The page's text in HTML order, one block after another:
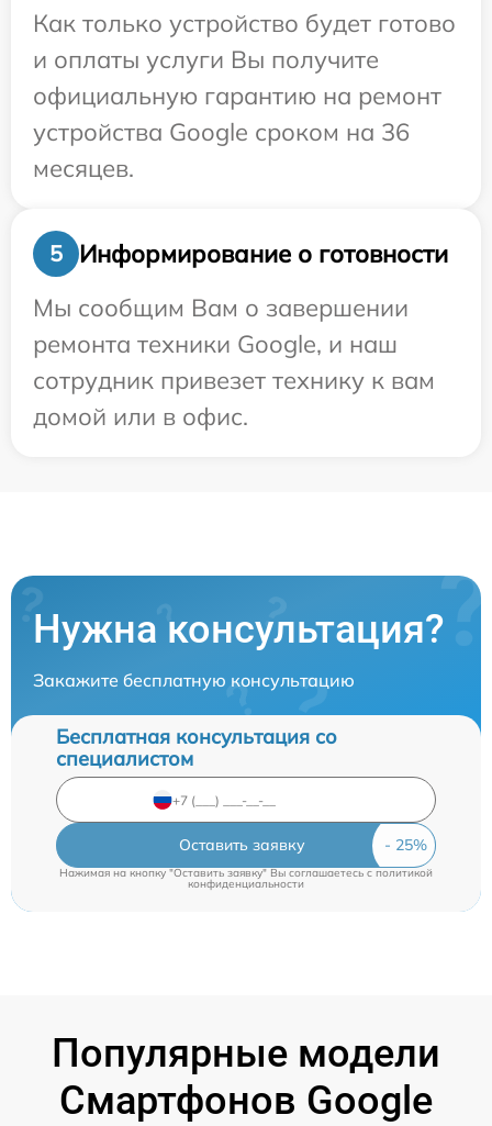
Как только устройство будет готово
и оплаты услуги Вы получите
официальную гарантию на ремонт
устройства Google сроком на 36
месяцев.
5
Информирование о готовности
Мы сообщим Вам о завершении
ремонта техники Google, и наш
сотрудник привезет технику к вам
домой или в офис.
Нужна консультация?
Закажите бесплатную консультацию
Бесплатная консультация со
специалистом
Оставить заявку
Нажимая на кнопку "Оставить заявку" Вы соглашаетесь c политикой
конфиденциальности
Популярные модели
Смартфонов Google